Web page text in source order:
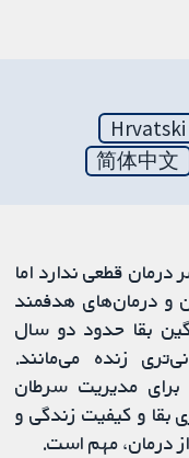
Hrvatski
简体中文
قطعی ندارد اما
و درمان‌های هدفمند
بقا حدود دو سال
زنده می‌مانند.
مدیریت سرطان
بقا و کیفیت زندگی و
درمان، مهم است.